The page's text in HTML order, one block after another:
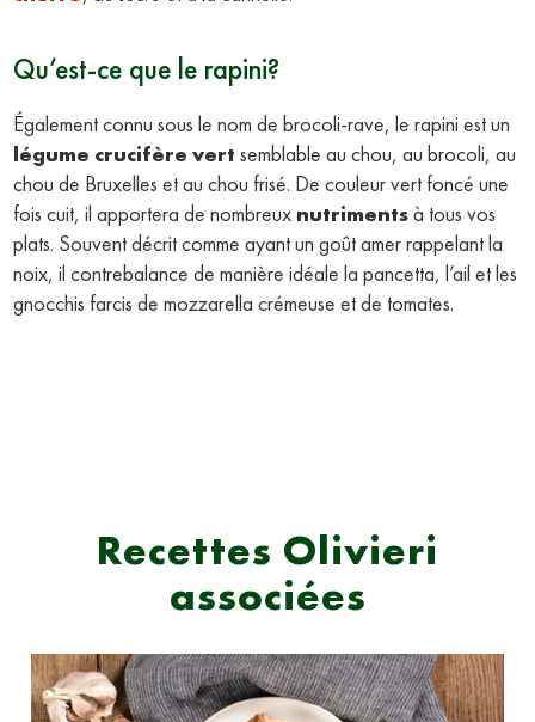
Qu’est-ce que le rapini?
Également connu sous le nom de brocoli-rave, le rapini est un
légume crucifère vert semblable au chou, au brocoli, au
chou de Bruxelles et au chou frisé. De couleur vert foncé une
fois cuit, il apportera de nombreux nutrimentsà tous vos
plats. Souvent décrit comme ayant un goût amer rappelant la
noix, il contrebalance de manière idéale la pancetta, l’ail et les
gnocchis farcis de mozzarella crémeuse et de tomates.
Recettes Olivieri
associées